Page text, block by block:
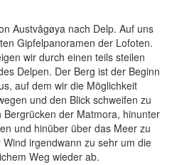
Austvågøya nach Delp. Auf uns
Gipfelpanoramen der Lofoten.
wir durch einen teils steilen
Delpen. Der Berg ist der Beginn
auf dem wir die Möglichkeit
und den Blick schweifen zu
der Matmora, hinunter
und hinüber über das Meer zu
irgendwann zu sehr um die
Weg wieder ab.